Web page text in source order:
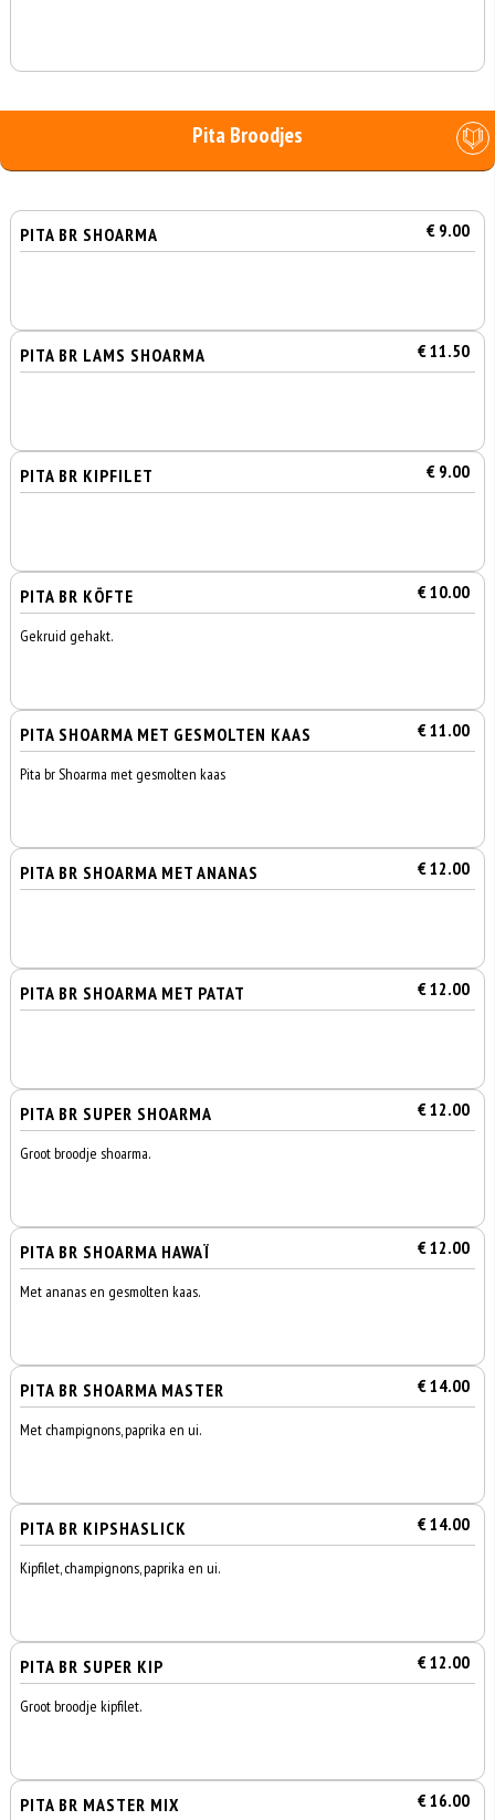
Pita Broodjes
PITA BR SHOARMA € 9.00
PITA BR LAMS SHOARMA € 11.50
PITA BR KIPFILET € 9.00
PITA BR KÖFTE € 10.00
Gekruid gehakt.
PITA SHOARMA MET GESMOLTEN KAAS € 11.00
Pita br Shoarma met gesmolten kaas
PITA BR SHOARMA MET ANANAS € 12.00
PITA BR SHOARMA MET PATAT € 12.00
PITA BR SUPER SHOARMA € 12.00
Groot broodje shoarma.
PITA BR SHOARMA HAWAÏ € 12.00
Met ananas en gesmolten kaas.
PITA BR SHOARMA MASTER € 14.00
Met champignons, paprika en ui.
PITA BR KIPSHASLICK € 14.00
Kipfilet, champignons, paprika en ui.
PITA BR SUPER KIP € 12.00
Groot broodje kipfilet.
PITA BR MASTER MIX € 16.00